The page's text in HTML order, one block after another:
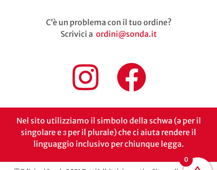
C’è un problema con il tuo ordine?
Scrivici a ordini@sonda.it
Nel sito utilizziamo il simbolo della schwa (ə per il
singolare e ɜ per il plurale) che ci aiuta rendere il
linguaggio inclusivo per chiunque legga.
0